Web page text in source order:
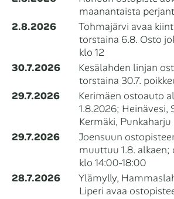
maanantaista
2.8.2026
Tohmajärvi avaa
torstaina 6.8. Osto
klo 12
30.7.2026
Kesälahden linjan
torstaina 30.7.
29.7.2026
Kerimäen ostoauto
1.8.2026; Heinävesi,
Kermäki, Punkaharju
29.7.2026
⁠Joensuun
muuttuu 1.8. alkaen;
klo 14:00-18:00
28.7.2026
Ylämylly,
Liperi avaa